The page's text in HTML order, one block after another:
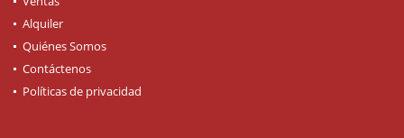
Alquiler
Quiénes Somos
Contáctenos
Políticas de privacidad